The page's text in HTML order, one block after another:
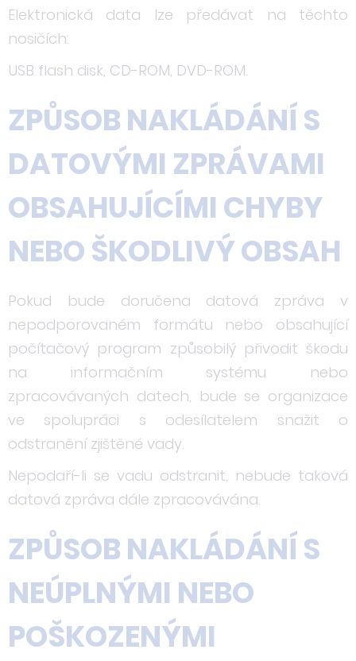
Elektronická data lze předávat na těchto
nosičích:
USB flash disk, CD-ROM, DVD-ROM.
ZPŮSOB NAKLÁDÁNÍ S
DATOVÝMI ZPRÁVAMI
OBSAHUJÍCÍMI CHYBY
NEBO ŠKODLIVÝ OBSAH
Pokud bude doručena datová zpráva v
nepodporovaném formátu nebo obsahující
počítačový program způsobilý přivodit škodu
na informačním systému nebo
zpracovávaných datech, bude se organizace
ve spolupráci s odesílatelem snažit o
odstranění zjištěné vady.
Nepodaří-li se vadu odstranit, nebude taková
datová zpráva dále zpracovávána.
ZPŮSOB NAKLÁDÁNÍ S
NEÚPLNÝMI NEBO
POŠKOZENÝMI